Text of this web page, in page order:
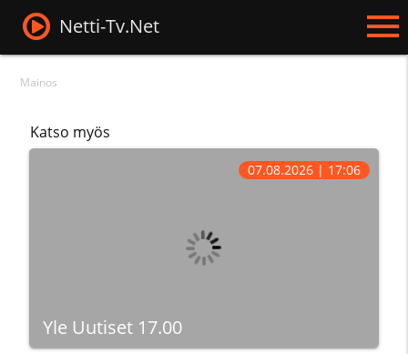
Netti-Tv.Net
Mainos
Katso myös
Yle Uutiset 17.00
07.08.2026 | 17:06